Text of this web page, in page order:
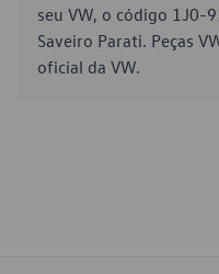
seu VW, o código 1J0-
Saveiro Parati. Peças
oficial da VW.